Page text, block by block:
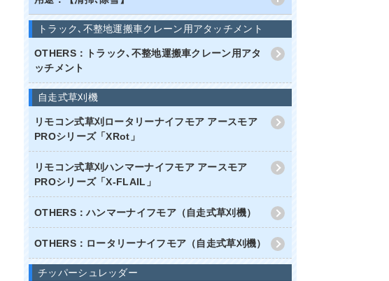
トラック､不整地運搬車クレーン用アタッチメント
OTHERS：トラック､不整地運搬車クレーン用アタ
ッチメント
自走式草刈機
リモコン式草刈ロータリーナイフモア アースモア
PROシリーズ「XRot」
リモコン式草刈ハンマーナイフモア アースモア
PROシリーズ「X-FLAIL」
OTHERS：ハンマーナイフモア（自走式草刈機）
OTHERS：ロータリーナイフモア（自走式草刈機）
チッパーシュレッダー